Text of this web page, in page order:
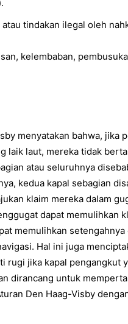
tindakan ilegal oleh
kelembaban,
menyatakan bahwa,
laik laut, mereka tidak
atau seluruhnya
kedua kapal sebagian
klaim mereka dalam
dapat memulihkan
memulihkan
Hal ini juga
rugi jika kapal pengangkut
dirancang untuk
Den Haag-Visby